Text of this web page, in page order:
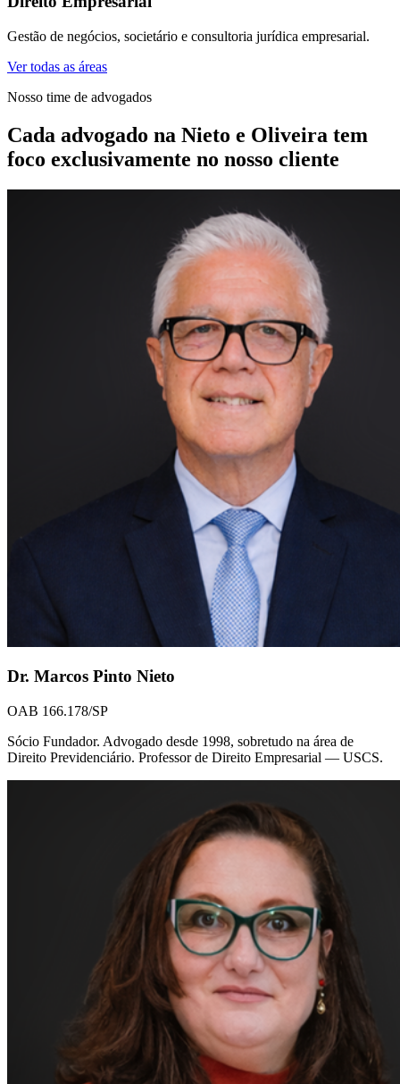
Gestão de negócios, societário e consultoria jurídica empresarial.
Ver todas as áreas
Nosso time de advogados
Cada advogado na Nieto e Oliveira tem
foco exclusivamente no nosso cliente
Dr. Marcos Pinto Nieto
OAB 166.178/SP
Sócio Fundador. Advogado desde 1998, sobretudo na área de
Direito Previdenciário. Professor de Direito Empresarial — USCS.